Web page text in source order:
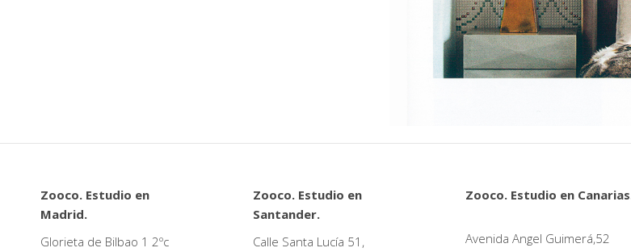
Zooco. Estudio en
Madrid.
Glorieta de Bilbao 1 2ºc
Zooco. Estudio en
Santander.
Calle Santa Lucía 51,
Zooco. Estudio en
Avenida Angel Guimerá,52